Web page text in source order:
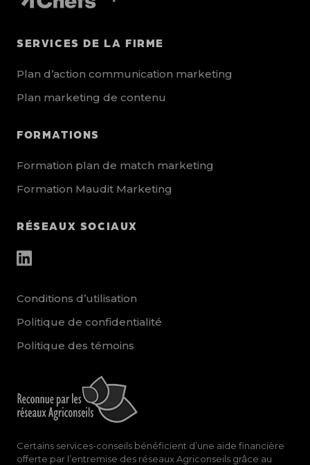
SERVICES DE LA FIRME
Plan d’action communication marketing
Plan marketing de contenu
FORMATIONS
Formation plan de match marketing
Formation Maudit Marketing
RÉSEAUX SOCIAUX
other_social_urls
Conditions d’utilisation
Politique de confidentialité
Politique des témoins
Certains services-conseils bénéficient d’une aide financière
offerte par l’entremise des réseaux Agriconseils grâce au